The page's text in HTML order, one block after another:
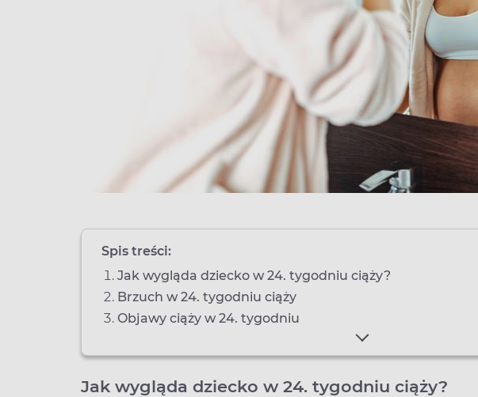
Spis treści:
Jak wygląda dziecko w 24. tygodniu ciąży?
Brzuch w 24. tygodniu ciąży
Objawy ciąży w 24. tygodniu
Jak wygląda dziecko w 24. tygodniu ciąży?